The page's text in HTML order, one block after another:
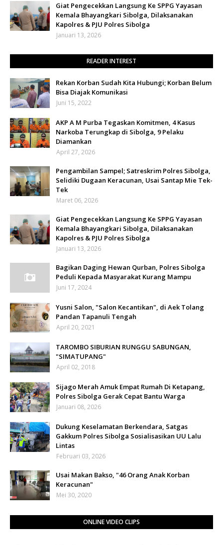
Giat Pengecekkan Langsung Ke SPPG Yayasan
Kemala Bhayangkari Sibolga, Dilaksanakan
Kapolres & PJU Polres Sibolga
Januari 13, 2026
READER INTEREST
Rekan Korban Sudah Kita Hubungi; Korban Belum
Bisa Diajak Komunikasi
Juni 15, 2022
AKP A M Purba Tegaskan Komitmen, 4 Kasus
Narkoba Terungkap di Sibolga, 9 Pelaku
Diamankan
April 27, 2026
Pengambilan Sampel; Satreskrim Polres Sibolga,
Selidiki Dugaan Keracunan, Usai Santap Mie Tek-
Tek
Maret 06, 2026
Giat Pengecekkan Langsung Ke SPPG Yayasan
Kemala Bhayangkari Sibolga, Dilaksanakan
Kapolres & PJU Polres Sibolga
Januari 13, 2026
Bagikan Daging Hewan Qurban, Polres Sibolga
Peduli Kepada Masyarakat Kurang Mampu
Juni 17, 2024
Yusni Salon, "Salon Kecantikan", di Aek Tolang
Pandan Tapanuli Tengah
April 20, 2021
TAROMBO SIBURIAN RUNGGU SABUNGAN,
"SIMATUPANG"
April 02, 2018
Sijago Merah Amuk Empat Rumah Di Ketapang,
Polres Sibolga Gerak Cepat Bantu Warga
Januari 08, 2026
Dukung Keselamatan Berkendara, Satgas
Gakkum Polres Sibolga Sosialisasikan UU Lalu
Lintas
Februari 03, 2026
Usai Makan Bakso, "46 Orang Anak Korban
Keracunan"
Mei 30, 2020
ONLINE VIDEO CLIPS